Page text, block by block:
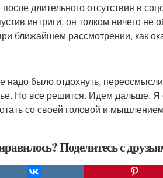
после длительного отсутствия в
интриги, он толком ничего не
ближайшем рассмотрении, как
надо было отдохнуть,
Но все решится. Идем дальше. Я
со своей головой и
Поделитесь с